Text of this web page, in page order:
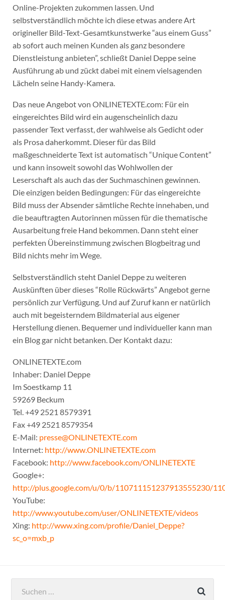
Online-Projekten zukommen lassen. Und
selbstverständlich möchte ich diese etwas andere Art
origineller Bild-Text-Gesamtkunstwerke “aus einem Guss”
ab sofort auch meinen Kunden als ganz besondere
Dienstleistung anbieten”, schließt Daniel Deppe seine
Ausführung ab und zückt dabei mit einem vielsagenden
Lächeln seine Handy-Kamera.
Das neue Angebot von ONLINETEXTE.com: Für ein
eingereichtes Bild wird ein augenscheinlich dazu
passender Text verfasst, der wahlweise als Gedicht oder
als Prosa daherkommt. Dieser für das Bild
maßgeschneiderte Text ist automatisch “Unique Content”
und kann insoweit sowohl das Wohlwollen der
Leserschaft als auch das der Suchmaschinen gewinnen.
Die einzigen beiden Bedingungen: Für das eingereichte
Bild muss der Absender sämtliche Rechte innehaben, und
die beauftragten Autorinnen müssen für die thematische
Ausarbeitung freie Hand bekommen. Dann steht einer
perfekten Übereinstimmung zwischen Blogbeitrag und
Bild nichts mehr im Wege.
Selbstverständlich steht Daniel Deppe zu weiteren
Auskünften über dieses “Rolle Rückwärts” Angebot gerne
persönlich zur Verfügung. Und auf Zuruf kann er natürlich
auch mit begeisterndem Bildmaterial aus eigener
Herstellung dienen. Bequemer und individueller kann man
ein Blog gar nicht betanken. Der Kontakt dazu:
ONLINETEXTE.com
Inhaber: Daniel Deppe
Im Soestkamp 11
59269 Beckum
Tel. +49 2521 8579391
Fax +49 2521 8579354
E-Mail: presse@ONLINETEXTE.com
Internet: http://www.ONLINETEXTE.com
Facebook: http://www.facebook.com/ONLINETEXTE
Google+:
http://plus.google.com/u/0/b/110711151237913555230/
YouTube:
http://www.youtube.com/user/ONLINETEXTE/videos
Xing: http://www.xing.com/profile/Daniel_Deppe?
sc_o=mxb_p
nach: